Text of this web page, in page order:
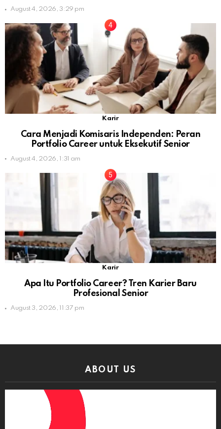
August 4, 2026, 3:29 pm
Karir
Cara Menjadi Komisaris Independen: Peran
Portfolio Career untuk Eksekutif Senior
August 4, 2026, 1:31 am
Karir
Apa Itu Portfolio Career? Tren Karier Baru
Profesional Senior
August 3, 2026, 11:37 pm
ABOUT US